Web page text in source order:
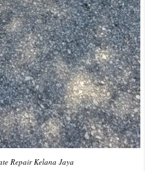
Repair Kelana Jaya